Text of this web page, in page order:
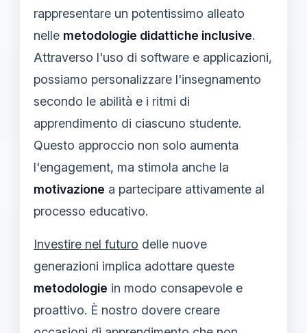
rappresentare un potentissimo alleato
nelle metodologie didattiche inclusive.
Attraverso l'uso di software e applicazioni,
possiamo personalizzare l'insegnamento
secondo le abilità e i ritmi di
apprendimento di ciascuno studente.
Questo approccio non solo aumenta
l'engagement, ma stimola anche la
motivazione a partecipare attivamente al
processo educativo.
Investire nel futuro delle nuove
generazioni implica adottare queste
metodologie in modo consapevole e
proattivo. È nostro dovere creare